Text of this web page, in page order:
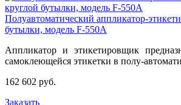
Полуавтоматический аппликатор-
бутылки, модель F-550A
Аппликатор и этикетировщик
самоклеющейся этикетки в полу-
162 602 руб.
Заказать